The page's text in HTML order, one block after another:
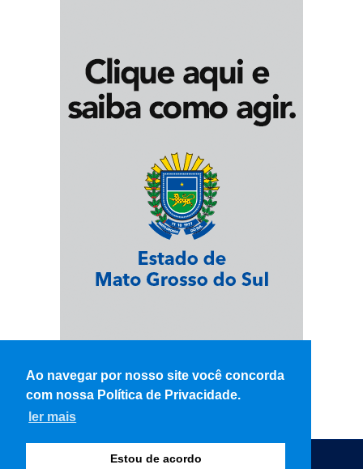
Ao navegar por nosso site você concorda
com nossa Política de Privacidade.
ler mais
Estou de acordo